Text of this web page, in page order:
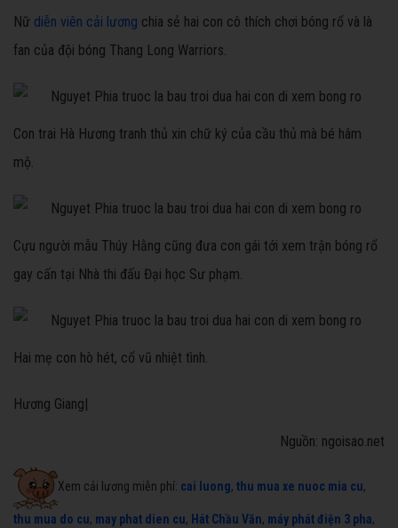
Nữ diễn viên cải lương chia sẻ hai con cô thích chơi bóng rổ và là
fan của đội bóng Thang Long Warriors.
Con trai Hà Hương tranh thủ xin chữ ký của cầu thủ mà bé hâm
mộ.
Cựu người mẫu Thúy Hằng cũng đưa con gái tới xem trận bóng rổ
gay cấn tại Nhà thi đấu Đại học Sư phạm.
Hai mẹ con hò hét, cổ vũ nhiệt tình.
Hương Giang|
Nguồn: ngoisao.net
Xem cải lương miễn phí: cai luong, thu mua xe nuoc mia cu,
thu mua do cu, may phat dien cu, Hát Chầu Văn, máy phát điện 3 pha,